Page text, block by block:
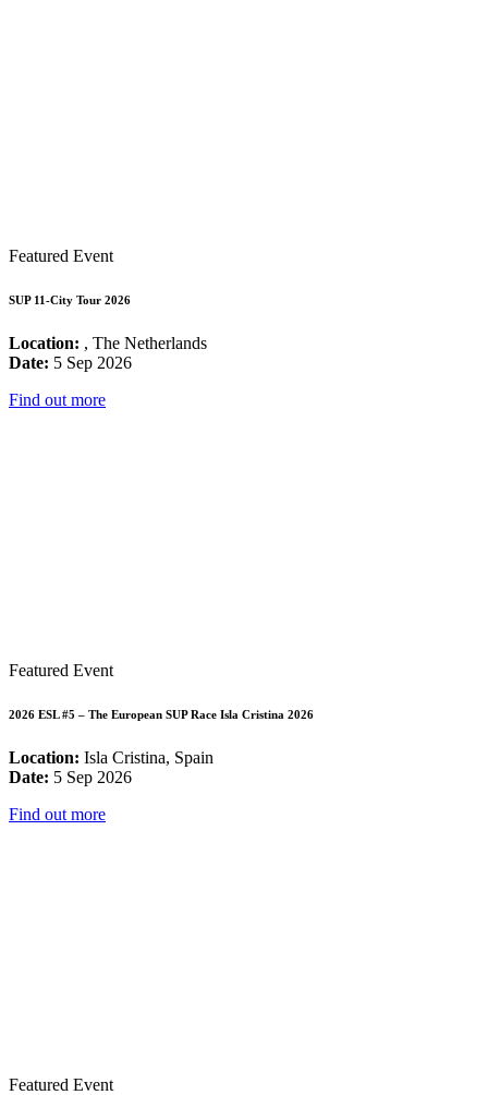
Featured Event
SUP 11-City Tour 2026
Location: , The Netherlands
Date: 5 Sep 2026
Find out more
Featured Event
2026 ESL #5 – The European SUP Race Isla Cristina 2026
Location: Isla Cristina, Spain
Date: 5 Sep 2026
Find out more
Featured Event